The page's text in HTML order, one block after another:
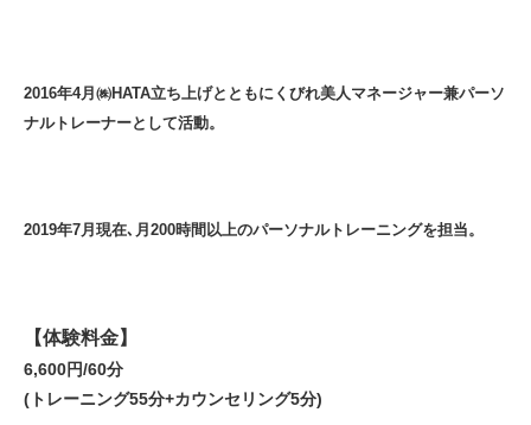
2016年4月㈱HATA立ち上げとともにくびれ美人マネージャー兼パーソ
ナルトレーナーとして活動。
2019年7月現在､月200時間以上のパーソナルトレーニングを担当。
【体験料金】
6,600円/60分
(トレーニング55分+カウンセリング5分)